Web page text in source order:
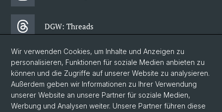
DGW: Threads
DGW: Facebook
DGW: Newsletter
Wir verwenden Cookies, um Inhalte und Anzeigen zu
personalisieren, Funktionen für soziale Medien anbieten zu
können und die Zugriffe auf unserer Website zu analysieren.
Außerdem geben wir Informationen zu Ihrer Verwendung
unserer Website an unsere Partner für soziale Medien,
Werbung und Analysen weiter. Unsere Partner führen diese